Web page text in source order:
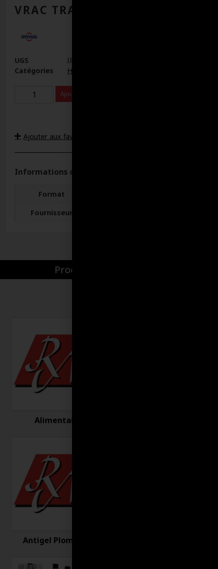
VRAC TRANSFLO MV IRVING
UGS
IR0108501
Catégories
Huiles
Ajouter au panier
Ajouter aux favoris
Informations complémentaires
Format
Fournisseur
Produits par catégories
Alimentaire
Antigel Plomberie